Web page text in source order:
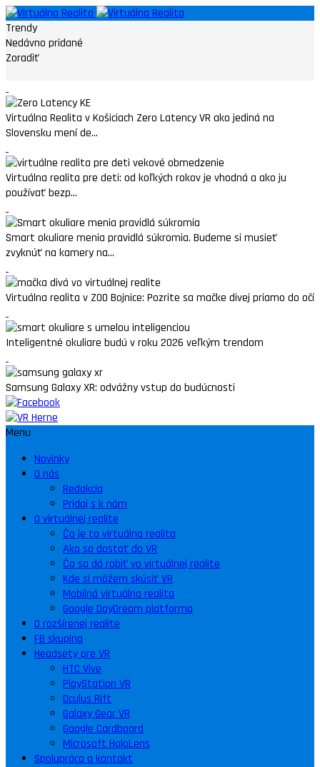
Trendy
Nedávno pridané
Zoradiť
Virtuálna Realita v Košiciach Zero Latency VR ako jediná na
Slovensku mení de...
Virtuálna realita pre deti: od koľkých rokov je vhodná a ako ju
používať bezp...
Smart okuliare menia pravidlá súkromia. Budeme si musieť
zvyknúť na kamery na...
Virtuálna realita v ZOO Bojnice: Pozrite sa mačke divej priamo do očí
Inteligentné okuliare budú v roku 2026 veľkým trendom
Samsung Galaxy XR: odvážny vstup do budúcnosti
Menu
Novinky
O nás
Redakcia
Pridaj s k nám
O virtuálnej realite
Čo je to virtuálna realita
Ako sa dostať do VR
Čo sa dá robiť vo virtuálnej realite
Kde si môžem skúsiť VR
Mobilná virtuálna realita
Google DayDream platforma
O rozšírenej realite
FB skupina
Headsety pre VR
HTC Vive
PlayStation VR
Oculus Rift
Galaxy Gear VR
Google Cardboard
Microsoft HoloLens
Spolupráca a kontakt